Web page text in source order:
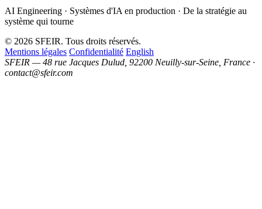
AI Engineering · Systèmes d'IA en production · De la stratégie au
système qui tourne
© 2026 SFEIR. Tous droits réservés.
Mentions légales Confidentialité English
SFEIR — 48 rue Jacques Dulud, 92200 Neuilly-sur-Seine, France ·
contact@sfeir.com